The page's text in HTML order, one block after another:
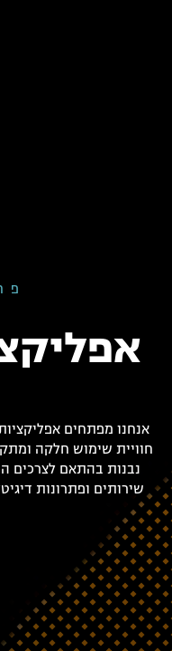
אנחנו מפתחים
חוויית שימוש חלקה
נבנות בהתאם לצרכים
שירותים ופתרונות